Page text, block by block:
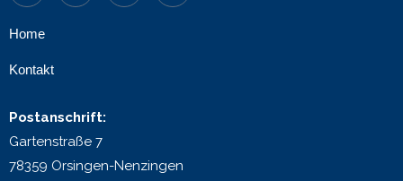
Home
Kontakt
Postanschrift:
Gartenstraße 7
78359 Orsingen-Nenzingen